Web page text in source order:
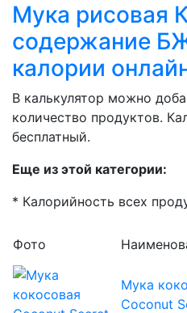
Мука рисовая
содержание
калории
В калькулятор можно
количество продуктов.
бесплатный.
Еще из этой категории:
* Калорийность всех
Фото
Мука
Coconut